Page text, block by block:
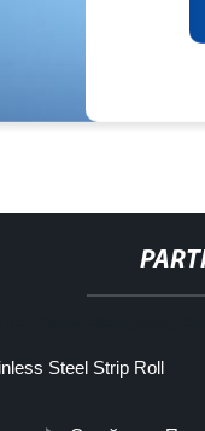
Steel Strip Roll